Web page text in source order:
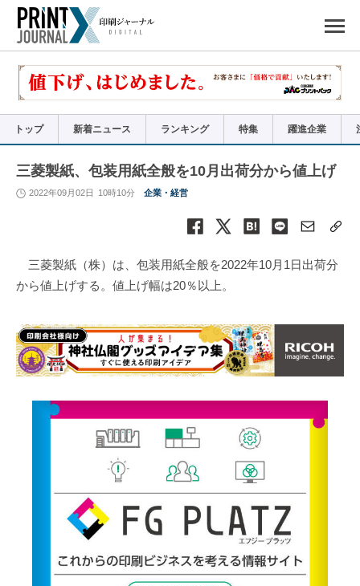
で
リ
トップ 新着ニュース ランキング 特集 躍進企業
三菱製紙、包装用紙全般を10月出荷分から値上げ
2022年09月02日 10時10分 企業・経営
三菱製紙（株）は、包装用紙全般を2022年10月1日出荷分
から値上げする。値上げ幅は20％以上。